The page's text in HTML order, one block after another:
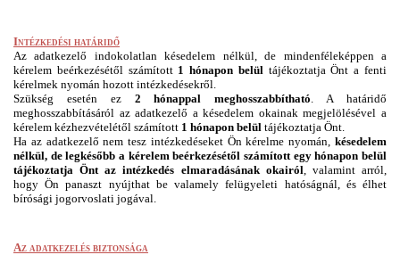
Intézkedési határidő
Az adatkezelő indokolatlan késedelem nélkül, de mindenféleképpen a
kérelem beérkezésétől számított 1 hónapon belül tájékoztatja Önt a fenti
kérelmek nyomán hozott intézkedésekről.
Szükség esetén ez 2 hónappal meghosszabbítható . A határidő
meghosszabbításáról az adatkezelő a késedelem okainak megjelölésével a
kérelem kézhezvételétől számított 1 hónapon belül tájékoztatja Önt.
Ha az adatkezelő nem tesz intézkedéseket Ön kérelme nyomán, késedelem
nélkül, de legkésőbb a kérelem beérkezésétől számított egy hónapon belül
tájékoztatja Önt az intézkedés elmaradásának okairól , valamint arról,
hogy Ön panaszt nyújthat be valamely felügyeleti hatóságnál, és élhet
bírósági jogorvoslati jogával.
Az adatkezelés biztonsága